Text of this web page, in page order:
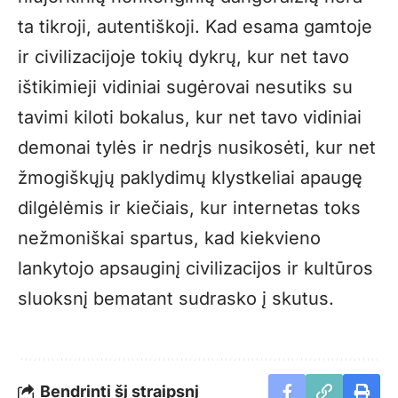
ta tikroji, autentiškoji. Kad esama gamtoje
ir civilizacijoje tokių dykrų, kur net tavo
ištikimieji vidiniai sugėrovai nesutiks su
tavimi kiloti bokalus, kur net tavo vidiniai
demonai tylės ir nedrįs nusikosėti, kur net
žmogiškųjų paklydimų klystkeliai apaugę
dilgėlėmis ir kiečiais, kur internetas toks
nežmoniškai spartus, kad kiekvieno
lankytojo apsauginį civilizacijos ir kultūros
sluoksnį bematant sudrasko į skutus.
Bendrinti šį straipsnį